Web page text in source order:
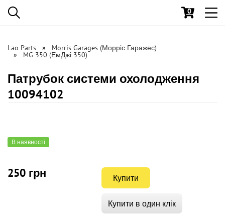
0
Lao Parts Morris Garages (Морріс Гаражес)
MG 350 (ЕмДжі 350)
Патрубок системи охолодження
10094102
В наявності
250 грн Купити
Купити в один клік